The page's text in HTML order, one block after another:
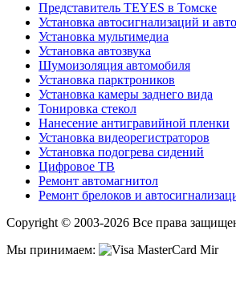
Представитель TEYES в Томске
Установка автосигнализаций и
Установка мультимедиа
Установка автозвука
Шумоизоляция автомобиля
Установка парктроников
Установка камеры заднего вида
Тонировка стекол
Нанесение антигравийной пленки
Установка видеорегистраторов
Установка подогрева сидений
Цифровое ТВ
Ремонт автомагнитол
Ремонт брелоков и
Copyright © 2003-2026 Все права
Мы принимаем: